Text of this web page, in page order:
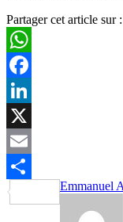
Partager cet article sur :
WhatsApp
Facebook
LinkedIn
X
Email
Partager
Emmanuel